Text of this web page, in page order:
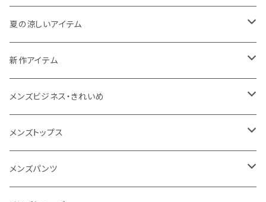
THE NORTH FACE
NANGA
1PIU1UGUALE3 RELAX
go slow caravan
SY32 by SWEET YEARS
夏の涼しいアイテム
メンズ
レディース
新作アイテム
メンズ
レディース
メンズビジネス・きれいめ
スーツ
カジュアルセットアップ
メンズトップス
Tシャツ/カットソー
メンズパンツ